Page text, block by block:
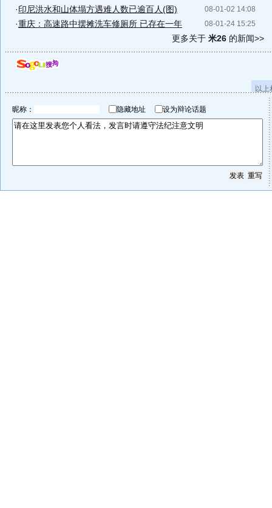
08-01-02 14:08
·印尼洪水和山体塌方遇难人数已逾百人(图)
08-01-24 15:25
·重庆：高速路中摆摊洗车修厕所 已存在一年
更多关于 米26 的新闻>>
以
昵称： 隐藏地址 设为辩论话题